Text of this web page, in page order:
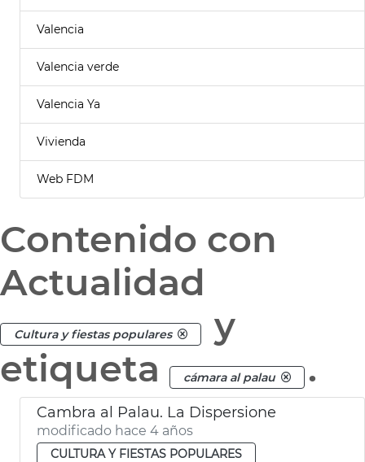
Valencia
Valencia verde
Valencia Ya
Vivienda
Web FDM
Contenido con
Actualidad
Cultura y fiestas populares
y
etiqueta
cámara al palau .
Cambra al Palau. La Dispersione
modificado hace 4 años
CULTURA Y FIESTAS POPULARES